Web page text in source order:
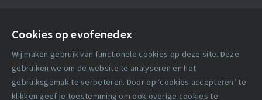
Cookies op evofenedex
Wij maken gebruik van functionele cookies op deze site. Deze
gebruiken we om de website te analyseren en het
gebruiksgemak te verbeteren. Door op ‘cookies accepteren’ te
klikken geef je toestemming om ook overige cookies te
Algemene voorwaarden
Cookie verklaring
Copyright statement